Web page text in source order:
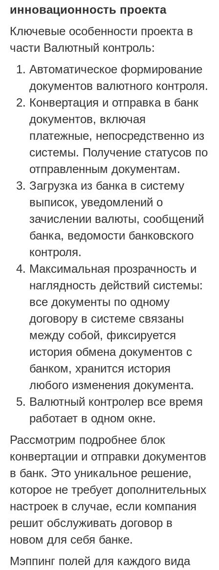
инновационность проекта
Ключевые особенности проекта в
части Валютный контроль:
Автоматическое формирование
документов валютного контроля.
Конвертация и отправка в банк
документов, включая
платежные, непосредственно из
системы. Получение статусов по
отправленным документам.
Загрузка из банка в систему
выписок, уведомлений о
зачислении валюты, сообщений
банка, ведомости банковского
контроля.
Максимальная прозрачность и
наглядность действий системы:
все документы по одному
договору в системе связаны
между собой, фиксируется
история обмена документов с
банком, хранится история
любого изменения документа.
Валютный контролер все время
работает в одном окне.
Рассмотрим подробнее блок
конвертации и отправки документов
в банк. Это уникальное решение,
которое не требует дополнительных
настроек в случае, если компания
решит обслуживать договор в
новом для себя банке.
Мэппинг полей для каждого вида